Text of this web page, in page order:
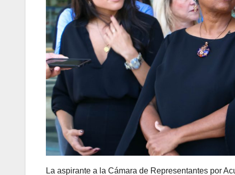
La aspirante a la Cámara de Representantes por